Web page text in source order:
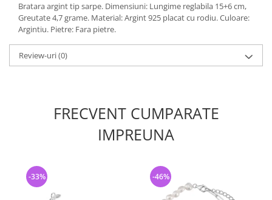
Bratara argint tip sarpe. Dimensiuni: Lungime reglabila 15+6 cm,
Greutate 4,7 grame. Material: Argint 925 placat cu rodiu. Culoare:
Argintiu. Pietre: Fara pietre.
Review-uri(0)
FRECVENT CUMPARATE
IMPREUNA
-33% -46%